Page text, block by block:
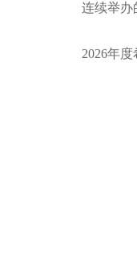
连续举办
2026年